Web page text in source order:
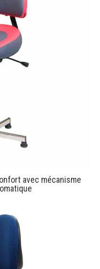
avec mécanisme